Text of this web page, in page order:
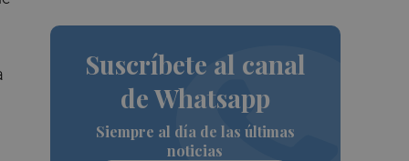
Suscríbete al canal
de Whatsapp
Siempre al día de las últimas
noticias